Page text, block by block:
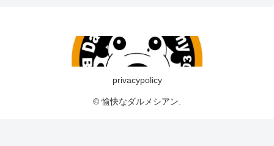
privacypolicy
© 愉快なダルメシアン.